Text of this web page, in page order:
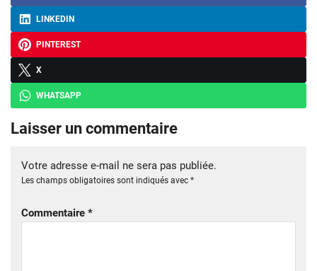
LINKEDIN
PINTEREST
X
WHATSAPP
Laisser un commentaire
Votre adresse e-mail ne sera pas publiée.
Les champs obligatoires sont indiqués avec *
Commentaire *